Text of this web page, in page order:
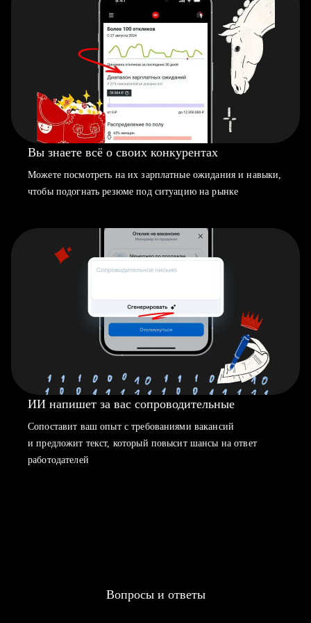
Вы знаете всё о своих конкурентах
Можете посмотреть на их зарплатные ожидания и навыки,
чтобы подогнать резюме под ситуацию на рынке
ИИ напишет за вас сопроводительные
Сопоставит ваш опыт с требованиями вакансий
и предложит текст, который повысит шансы на ответ
работодателей
Вопросы и ответы